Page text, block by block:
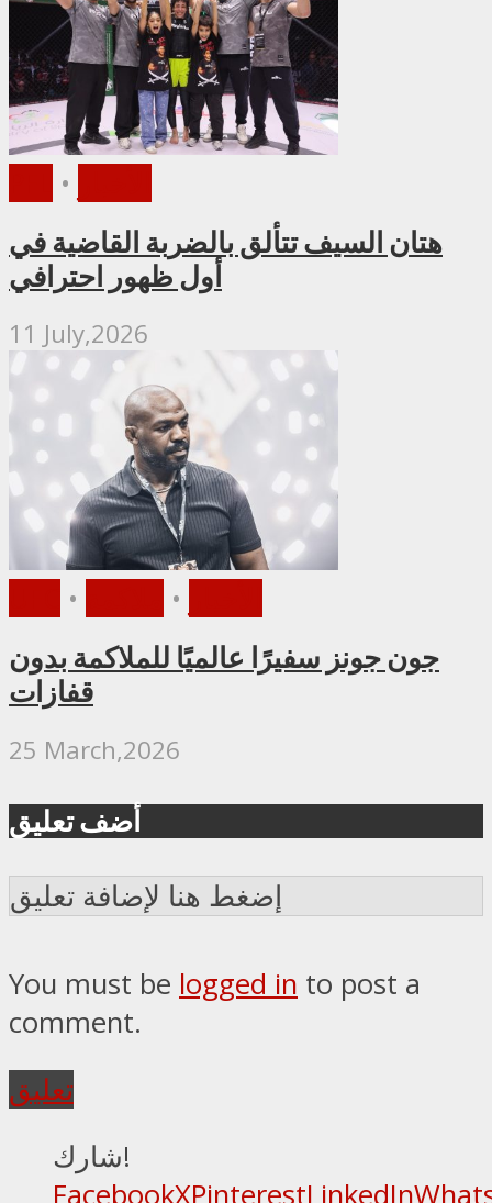
•
هتان السيف تتألق بالضربة القاضية في
أول ظهور احترافي
11 July,2026
• •
جون جونز سفيرًا عالميًا للملاكمة بدون
قفازات
25 March,2026
أضف تعليق
إضغط هنا لإضافة تعليق
You must be logged in to post a
comment.
تعليق
شارك!
FacebookXPinterestLinkedIn